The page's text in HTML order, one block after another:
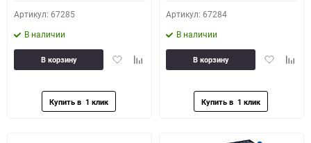
Артикул: 67285
В наличии
ДобавитьДобавить
В корзину
Артикул: 67284
В наличии
Добавить
В корзину